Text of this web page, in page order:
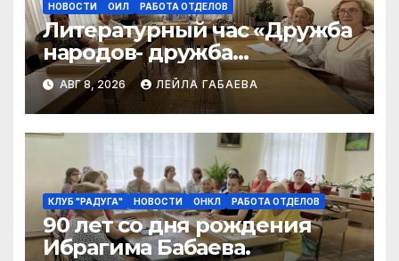
НОВОСТИ ОИЛ РАБОТА ОТДЕЛОВ
Литературный час «Дружба
народов- дружба
литератур»
АВГ 8, 2026 ЛЕЙЛА ГАБАЕВА
КЛУБ "РАДУГА" НОВОСТИ ОНКЛ РАБОТА ОТДЕЛОВ
90 лет со дня рождения
Ибрагима Бабаева.